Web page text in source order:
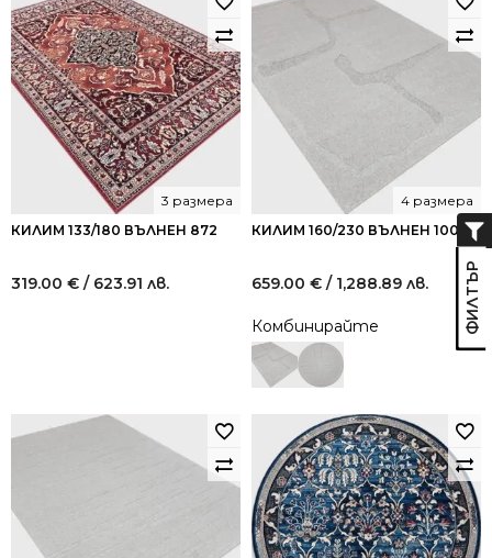
КИЛИМ 133/180 ВЪЛНЕН 872
3 размера
319.00 € / 623.91 лв.
КИЛИМ 160/230 ВЪЛНЕН 1005
4 размера
659.00 € / 1,288.89 лв.
Комбинирайте